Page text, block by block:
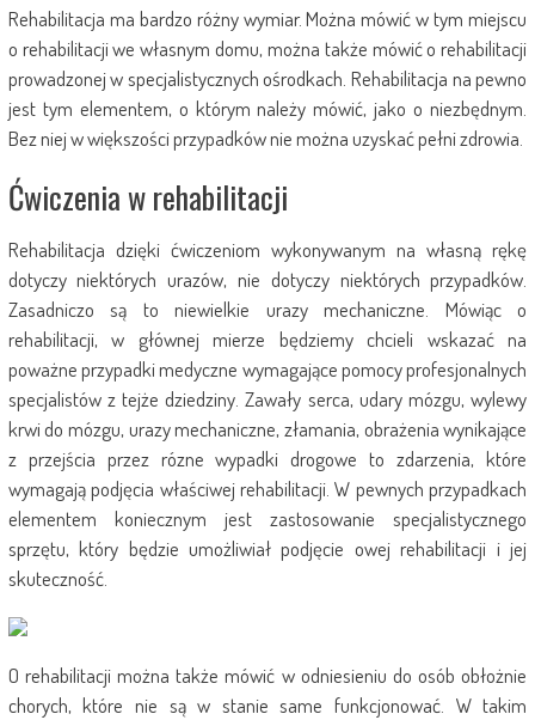
Rehabilitacja ma bardzo różny wymiar. Można mówić w tym miejscu
o rehabilitacji we własnym domu, można także mówić o rehabilitacji
prowadzonej w specjalistycznych ośrodkach. Rehabilitacja na pewno
jest tym elementem, o którym należy mówić, jako o niezbędnym.
Bez niej w większości przypadków nie można uzyskać pełni zdrowia.
Ćwiczenia w rehabilitacji
Rehabilitacja dzięki ćwiczeniom wykonywanym na własną rękę
dotyczy niektórych urazów, nie dotyczy niektórych przypadków.
Zasadniczo są to niewielkie urazy mechaniczne. Mówiąc o
rehabilitacji, w głównej mierze będziemy chcieli wskazać na
poważne przypadki medyczne wymagające pomocy profesjonalnych
specjalistów z tejże dziedziny. Zawały serca, udary mózgu, wylewy
krwi do mózgu, urazy mechaniczne, złamania, obrażenia wynikające
z przejścia przez rózne wypadki drogowe to zdarzenia, które
wymagają podjęcia właściwej rehabilitacji. W pewnych przypadkach
elementem koniecznym jest zastosowanie specjalistycznego
sprzętu, który będzie umożliwiał podjęcie owej rehabilitacji i jej
skuteczność.
O rehabilitacji można także mówić w odniesieniu do osób obłożnie
chorych, które nie są w stanie same funkcjonować. W takim